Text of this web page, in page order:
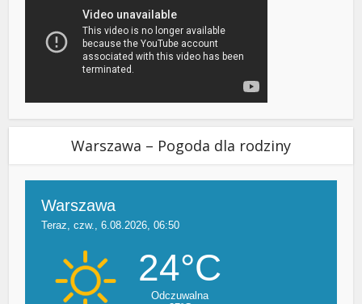
Warszawa – Pogoda dla rodziny